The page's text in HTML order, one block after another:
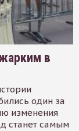
в
один за
изменения
станет самым